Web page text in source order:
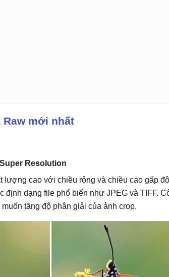
Raw mới nhất
Resolution
lượng cao với chiều rộng và chiều cao gấp
định dạng file phổ biến như JPEG và TIFF.
tăng độ phân giải của ảnh crop.